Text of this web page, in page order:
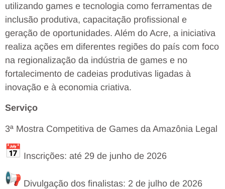
utilizando games e tecnologia como ferramentas de
inclusão produtiva, capacitação profissional e
geração de oportunidades. Além do Acre, a iniciativa
realiza ações em diferentes regiões do país com foco
na regionalização da indústria de games e no
fortalecimento de cadeias produtivas ligadas à
inovação e à economia criativa.
Serviço
3ª Mostra Competitiva de Games da Amazônia Legal
Inscrições: até 29 de junho de 2026
Divulgação dos finalistas: 2 de julho de 2026